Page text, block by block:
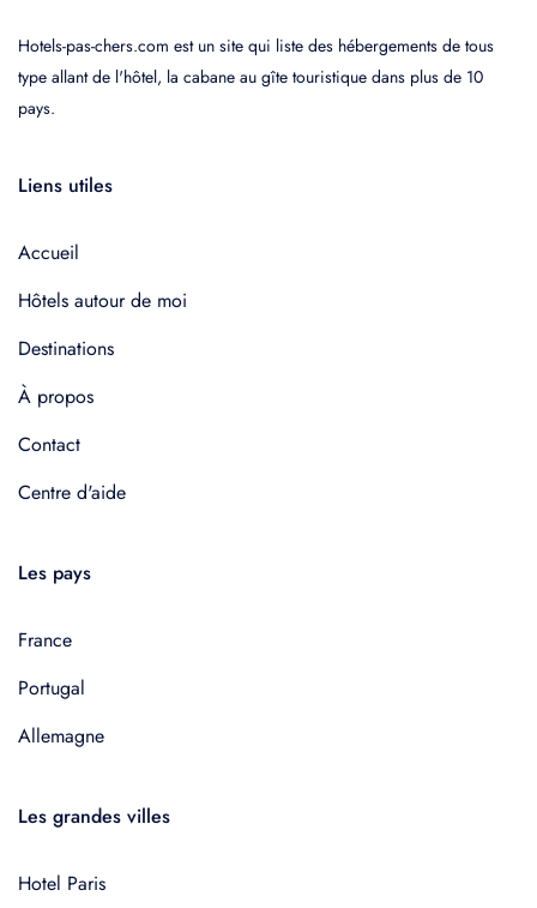
Hotels-pas-chers.com est un site qui liste des hébergements de tous
type allant de l'hôtel, la cabane au gîte touristique dans plus de 10
pays.
Liens utiles
Accueil
Hôtels autour de moi
Destinations
À propos
Contact
Centre d'aide
Les pays
France
Portugal
Allemagne
Les grandes villes
Hotel Paris